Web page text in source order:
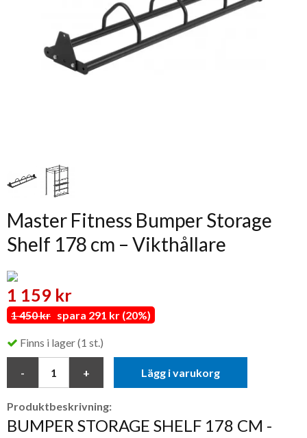
Master Fitness Bumper Storage
Shelf 178 cm – Vikthållare
1 159 kr
1 450 kr spara 291 kr (20%)
Finns i lager (1 st.)
Lägg i varukorg
Produktbeskrivning:
BUMPER STORAGE SHELF 178 CM -